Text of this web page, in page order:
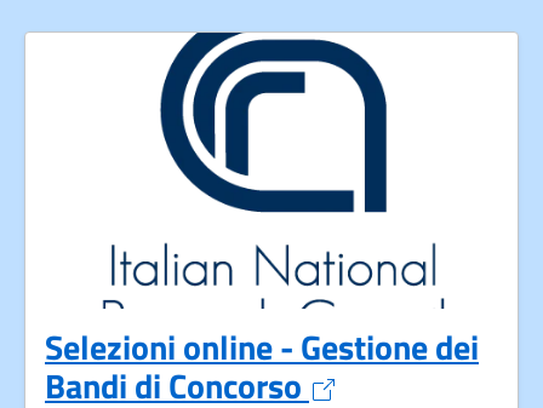
Selezioni online - Gestione dei
Bandi di Concorso Apre in un